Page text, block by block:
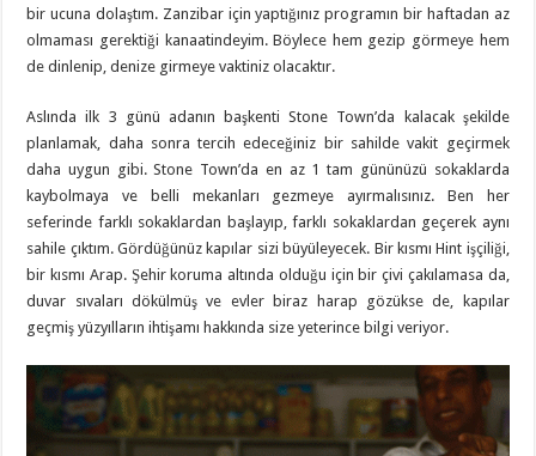
bir ucuna dolaştım. Zanzibar için yaptığınız programın bir haftadan az
olmaması gerektiği kanaatindeyim. Böylece hem gezip görmeye hem
de dinlenip, denize girmeye vaktiniz olacaktır.
Aslında ilk 3 günü adanın başkenti Stone Town’da kalacak şekilde
planlamak, daha sonra tercih edeceğiniz bir sahilde vakit geçirmek
daha uygun gibi. Stone Town’da en az 1 tam gününüzü sokaklarda
kaybolmaya ve belli mekanları gezmeye ayırmalısınız. Ben her
seferinde farklı sokaklardan başlayıp, farklı sokaklardan geçerek aynı
sahile çıktım. Gördüğünüz kapılar sizi büyüleyecek. Bir kısmı Hint işçiliği,
bir kısmı Arap. Şehir koruma altında olduğu için bir çivi çakılamasa da,
duvar sıvaları dökülmüş ve evler biraz harap gözükse de, kapılar
geçmiş yüzyılların ihtişamı hakkında size yeterince bilgi veriyor.